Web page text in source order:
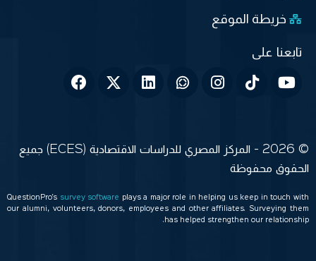
خريطة الموقع
© 2026 - المركز المصري للدراسات الاقتصادية (ECES) جميع
الحقوق محفوظة
QuestionPro’s survey software
plays a major role in helping us keep in touch with
our alumni, volunteers, donors, employees and other affiliates. Surveying them
has helped strengthen our relationship.